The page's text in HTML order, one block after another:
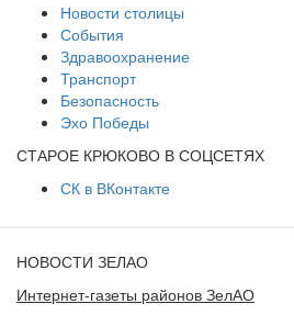
Новости столицы
События
Здравоохранение
Транспорт
Безопасность
Эхо Победы
СТАРОЕ КРЮКОВО В СОЦСЕТЯХ
СК в ВКонтакте
НОВОСТИ ЗЕЛАО
Интернет-газеты районов ЗелАО